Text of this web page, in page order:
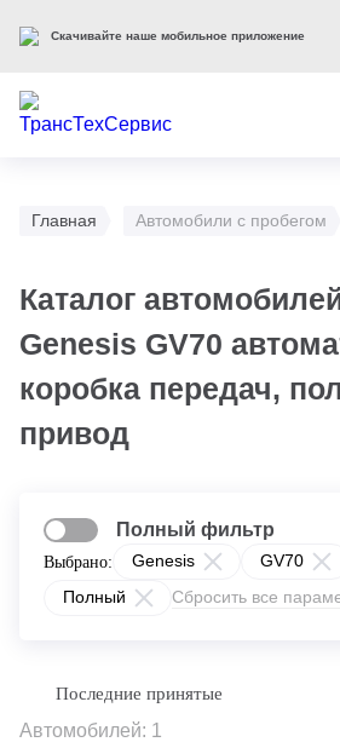
Главная Автомобили с пробегом
Каталог
Genesis GV70
коробка передач,
привод
Выбрано: Genesis GV70
Полный
Сбросить все
Полный фильтр
Автомобилей: 1
Скачивайте наше мобильное приложение